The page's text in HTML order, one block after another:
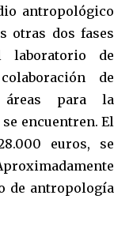
antropológico
otras dos fases
laboratorio de
de
áreas para la
encuentren. El
euros, se
de antropología